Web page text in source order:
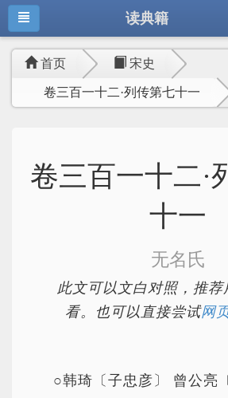
读典籍
首页 宋史
卷三百一十二·列传第七十一
卷三百一十二·
十一
无名氏
此文可以文白对照，推荐
看。也可以直接尝试网
○韩琦〔子忠彦〕 曾公亮